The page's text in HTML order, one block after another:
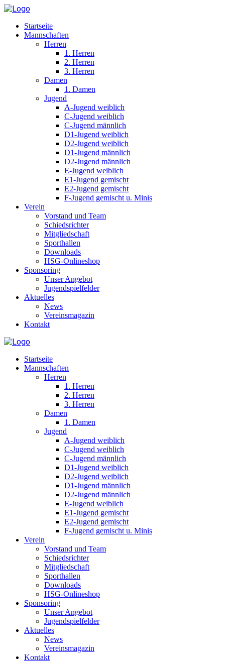
Startseite
Mannschaften
Herren
1. Herren
2. Herren
3. Herren
Damen
1. Damen
Jugend
A-Jugend weiblich
C-Jugend weiblich
C-Jugend männlich
D1-Jugend weiblich
D2-Jugend weiblich
D1-Jugend männlich
D2-Jugend männlich
E-Jugend weiblich
E1-Jugend gemischt
E2-Jugend gemischt
F-Jugend gemischt u. Minis
Verein
Vorstand und Team
Schiedsrichter
Mitgliedschaft
Sporthallen
Downloads
HSG-Onlineshop
Sponsoring
Unser Angebot
Jugendspielfelder
Aktuelles
News
Vereinsmagazin
Kontakt
Startseite
Mannschaften
Herren
1. Herren
2. Herren
3. Herren
Damen
1. Damen
Jugend
A-Jugend weiblich
C-Jugend weiblich
C-Jugend männlich
D1-Jugend weiblich
D2-Jugend weiblich
D1-Jugend männlich
D2-Jugend männlich
E-Jugend weiblich
E1-Jugend gemischt
E2-Jugend gemischt
F-Jugend gemischt u. Minis
Verein
Vorstand und Team
Schiedsrichter
Mitgliedschaft
Sporthallen
Downloads
HSG-Onlineshop
Sponsoring
Unser Angebot
Jugendspielfelder
Aktuelles
News
Vereinsmagazin
Kontakt